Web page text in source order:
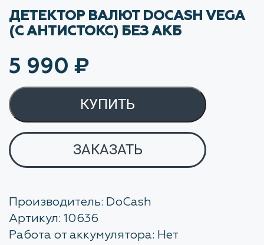
ДЕТЕКТОР ВАЛЮТ DOCASH VEGA
(С АНТИСТОКС) БЕЗ АКБ
5 990 ₽
КУПИТЬ
ЗАКАЗАТЬ
Производитель: DoCash
Артикул: 10636
Работа от аккумулятора: Нет